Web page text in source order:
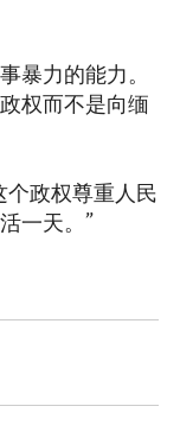
暴力的能力。
权而不是向缅
个政权尊重人民
一天。”